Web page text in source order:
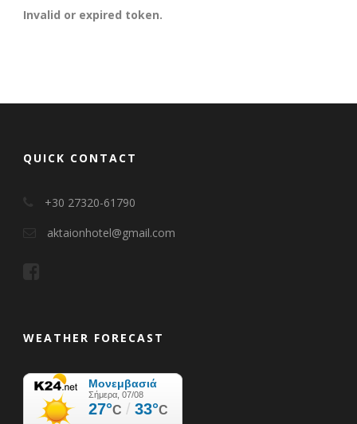
Invalid or expired token.
QUICK CONTACT
+30 27320-61790
aktaionhotel@gmail.com
WEATHER FORECAST